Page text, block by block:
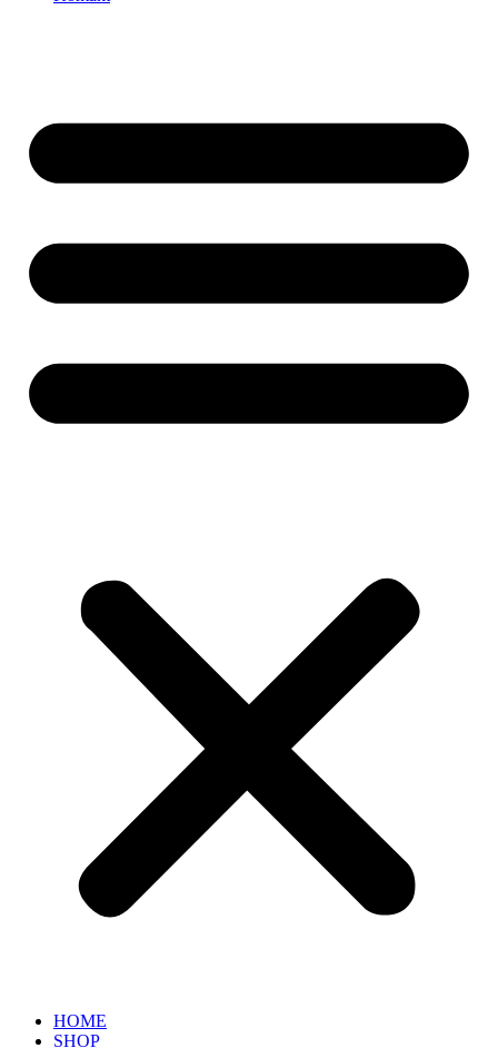
HOME
SHOP